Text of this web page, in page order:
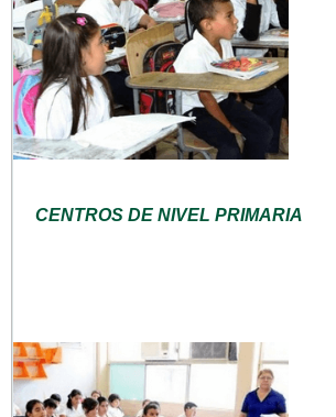
CENTROS DE NIVEL PRIMARIA